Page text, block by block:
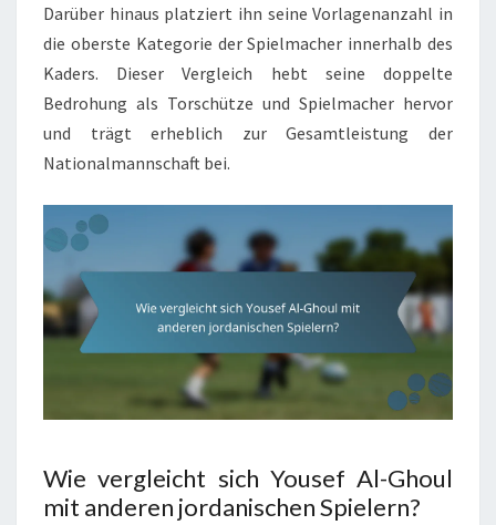
Darüber hinaus platziert ihn seine Vorlagenanzahl in
die oberste Kategorie der Spielmacher innerhalb des
Kaders. Dieser Vergleich hebt seine doppelte
Bedrohung als Torschütze und Spielmacher hervor
und trägt erheblich zur Gesamtleistung der
Nationalmannschaft bei.
Wie vergleicht sich Yousef Al-Ghoul
mit anderen jordanischen Spielern?